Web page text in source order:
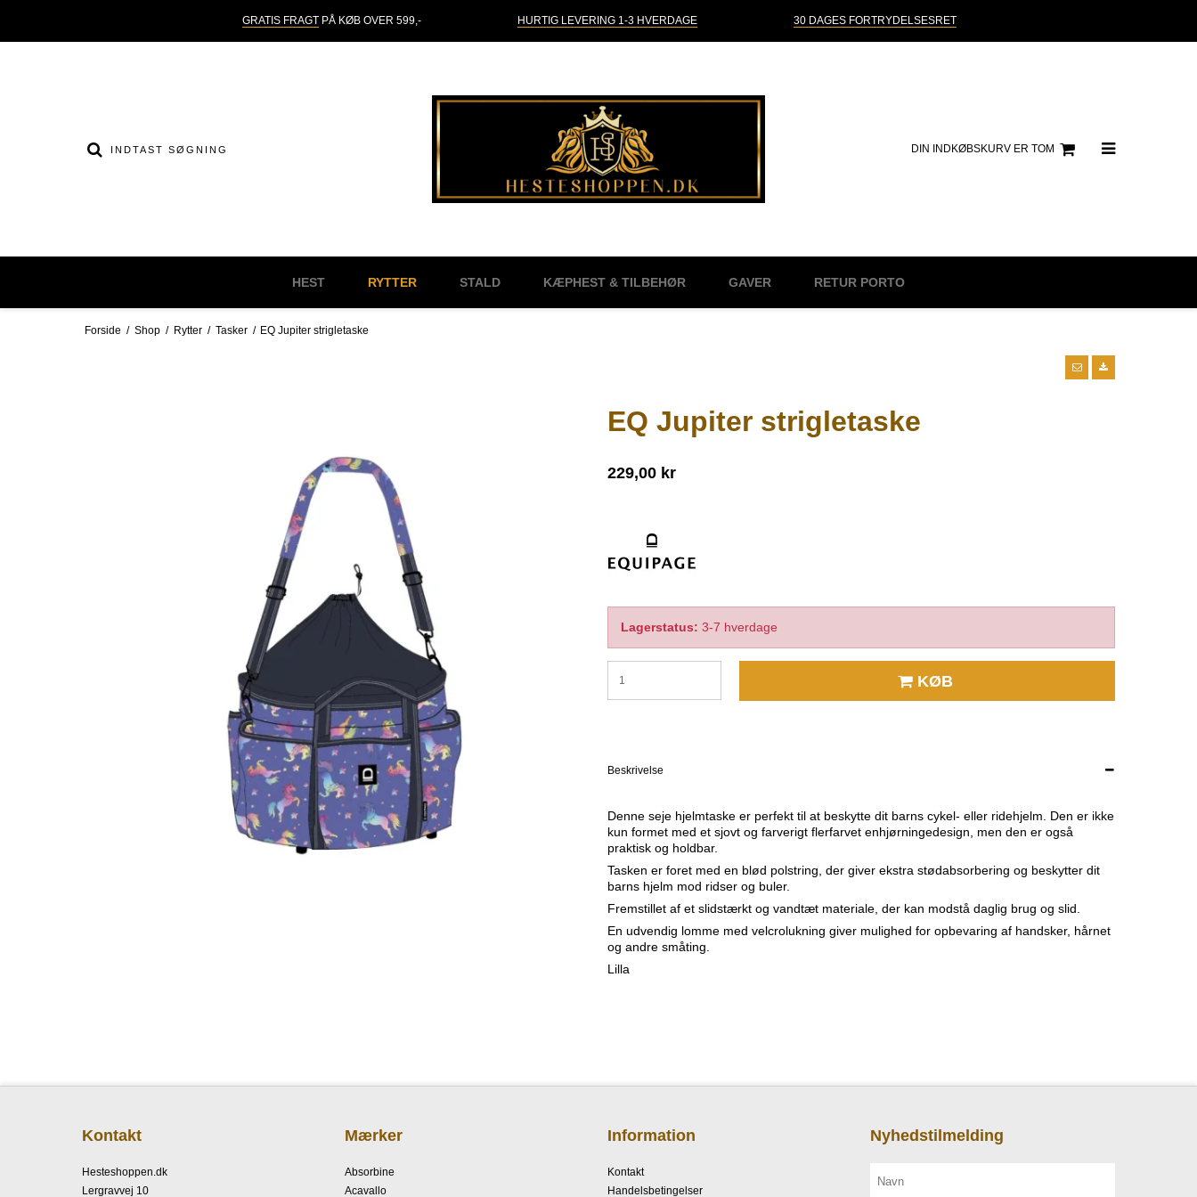
GRATIS FRAGTPÅ KØB OVER 599,- HURTIG LEVERING 1-3 HVERDAGE 30 DAGES FORTRYDELSESRET
DIN INDKØBSKURV ER TOM
HEST RYTTER STALD KÆPHEST & TILBEHØR GAVER RETUR PORTO
Forside / Shop / Rytter / Tasker / EQ Jupiter strigletaske
EQ Jupiter strigletaske
229,00 kr
Lagerstatus: 3-7 hverdage
KØB
Beskrivelse
Denne seje hjelmtaske er perfekt til at beskytte dit barns cykel- eller ridehjelm. Den er ikke
kun formet med et sjovt og farverigt flerfarvet enhjørningedesign, men den er også
praktisk og holdbar.
Tasken er foret med en blød polstring, der giver ekstra stødabsorbering og beskytter dit
barns hjelm mod ridser og buler.
Fremstillet af et slidstærkt og vandtæt materiale, der kan modstå daglig brug og slid.
En udvendig lomme med velcrolukning giver mulighed for opbevaring af handsker, hårnet
og andre småting.
Lilla
Kontakt
Hesteshoppen.dk
Lergravvej 10
Mærker
Absorbine
Acavallo
Information
Kontakt
Handelsbetingelser
Nyhedstilmelding